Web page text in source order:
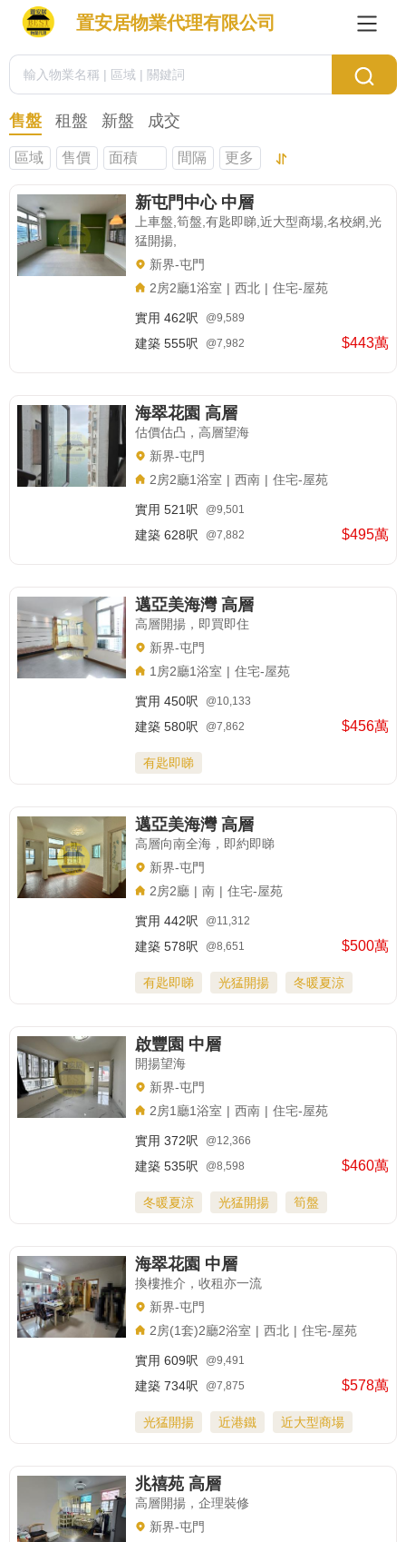
置安居物業代理有限公司
售盤 租盤 新盤 成交
區域 售價 面積 間隔 更多
新屯門中心 中層
上車盤,筍盤,有匙即睇,近大型商場,名校網,光
猛開揚,
新界-屯門
2房2廳1浴室 | 西北 | 住宅-屋苑
$443萬
實用 462呎 @9,589
建築 555呎 @7,982
海翠花園 高層
估價估凸，高層望海
新界-屯門
2房2廳1浴室 | 西南 | 住宅-屋苑
$495萬
實用 521呎 @9,501
建築 628呎 @7,882
邁亞美海灣 高層
高層開揚，即買即住
新界-屯門
1房2廳1浴室 | 住宅-屋苑
$456萬
實用 450呎 @10,133
建築 580呎 @7,862
有匙即睇
邁亞美海灣 高層
高層向南全海，即約即睇
新界-屯門
2房2廳 | 南 | 住宅-屋苑
$500萬
實用 442呎 @11,312
建築 578呎 @8,651
有匙即睇 光猛開揚 冬暖夏涼
啟豐園 中層
開揚望海
新界-屯門
2房1廳1浴室 | 西南 | 住宅-屋苑
$460萬
實用 372呎 @12,366
建築 535呎 @8,598
冬暖夏涼 光猛開揚 筍盤
海翠花園 中層
換樓推介，收租亦一流
新界-屯門
2房(1套)2廳2浴室 | 西北 | 住宅-屋苑
$578萬
實用 609呎 @9,491
建築 734呎 @7,875
光猛開揚 近港鐵 近大型商場
兆禧苑 高層
高層開揚，企理裝修
新界-屯門